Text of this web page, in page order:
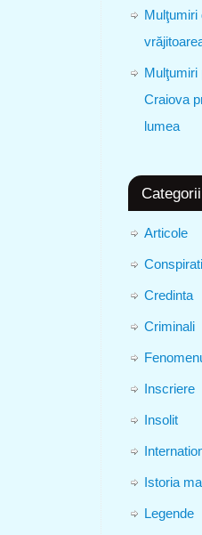
Mulţumiri
Mulţumiri
Craiova
lumea
Categorii
Articole
Credinta
Criminali
Inscriere
Insolit
Istoria
Legende